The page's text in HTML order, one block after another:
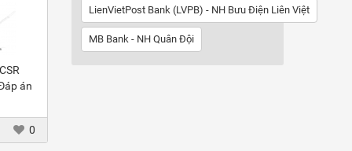
án
0
LienVietPost Bank (LVPB) - NH Bưu Điện Liên Việt
MB Bank - NH Quân Đội